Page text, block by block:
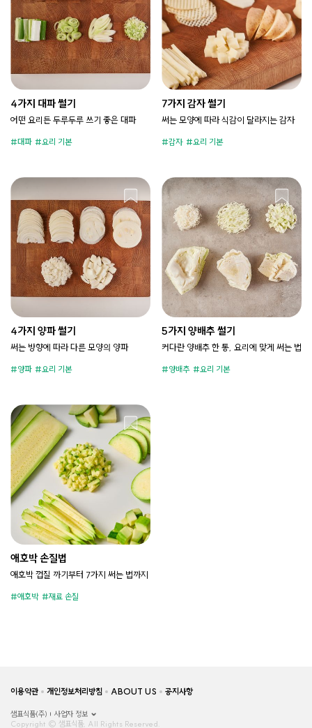
4가지 대파 썰기
어떤 요리든 두루두루 쓰기 좋은 대파
대파 요리 기본
7가지 감자 썰기
써는 모양에 따라 식감이 달라지는 감자
감자 요리 기본
4가지 양파 썰기
써는 방향에 따라 다른 모양의 양파
양파 요리 기본
5가지 양배추 썰기
커다란 양배추 한 통, 요리에 맞게 써는 법
양배추 요리 기본
애호박 손질법
애호박 껍질 까기부터 7가지 써는 법까지
애호박 재료 손질
이용약관 개인정보처리방침 ABOUT US 공지사항
샘표식품(주)
사업자 정보
Copyright © 샘표식품, All Rights Reserved.